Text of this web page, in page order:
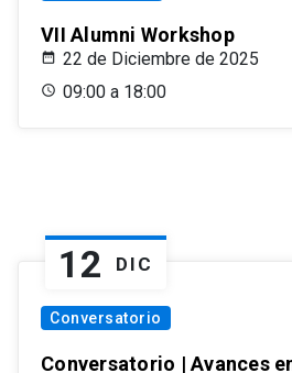
VII Alumni Workshop
22 de Diciembre de 2025
09:00 a 18:00
12 DIC
Conversatorio
Conversatorio | Avances